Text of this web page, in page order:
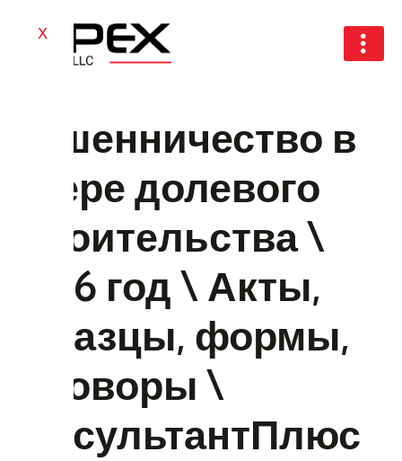
X
Мошенничество в
сфере долевого
строительства \
2026 год \ Акты,
образцы, формы,
договоры \
КонсультантПлюс